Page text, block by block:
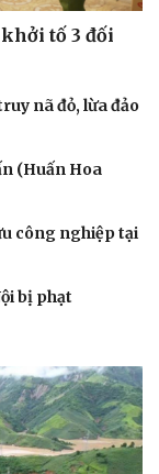
đêm khuya
yêu
cho bé
tâm hồn
tố 3 đối
nã đỏ, lừa đảo
(Huấn Hoa
công nghiệp tại
bị phạt